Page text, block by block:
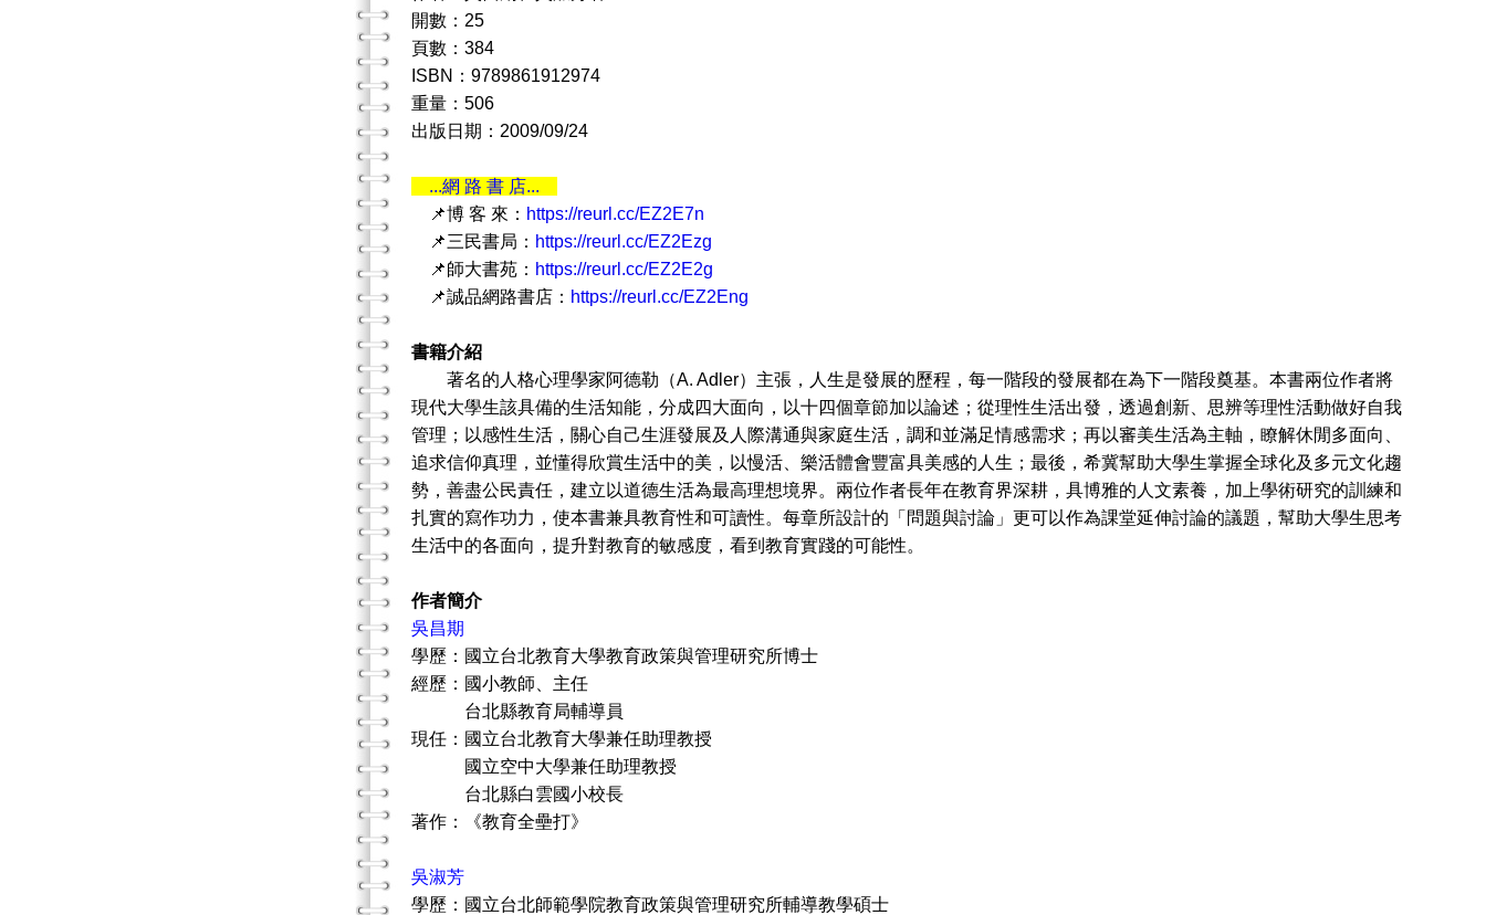
開數：25
頁數：384
ISBN：9789861912974
重量：506
出版日期：2009/09/24
...網 路 書 店...
📌博 客 來： https://reurl.cc/EZ2E7n
📌三民書局： https://reurl.cc/EZ2Ezg
📌師大書苑： https://reurl.cc/EZ2E2g
📌誠品網路書店： https://reurl.cc/EZ2Eng
書籍介紹
著名的人格心理學家阿德勒（A. Adler）主張，人生是發展的歷程，每一階段的發展都在為下一階段奠基。本書兩位作者將
現代大學生該具備的生活知能，分成四大面向，以十四個章節加以論述；從理性生活出發，透過創新、思辨等理性活動做好自我
管理；以感性生活，關心自己生涯發展及人際溝通與家庭生活，調和並滿足情感需求；再以審美生活為主軸，瞭解休閒多面向、
追求信仰真理，並懂得欣賞生活中的美，以慢活、樂活體會豐富具美感的人生；最後，希冀幫助大學生掌握全球化及多元文化趨
勢，善盡公民責任，建立以道德生活為最高理想境界。兩位作者長年在教育界深耕，具博雅的人文素養，加上學術研究的訓練和
扎實的寫作功力，使本書兼具教育性和可讀性。每章所設計的「問題與討論」更可以作為課堂延伸討論的議題，幫助大學生思考
生活中的各面向，提升對教育的敏感度，看到教育實踐的可能性。
作者簡介
吳昌期
學歷：國立台北教育大學教育政策與管理研究所博士
經歷：國小教師、主任
台北縣教育局輔導員
現任：國立台北教育大學兼任助理教授
國立空中大學兼任助理教授
台北縣白雲國小校長
著作：《教育全壘打》
吳淑芳
學歷：國立台北師範學院教育政策與管理研究所輔導教學碩士